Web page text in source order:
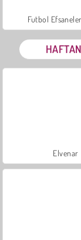
Futbol
Elvenar